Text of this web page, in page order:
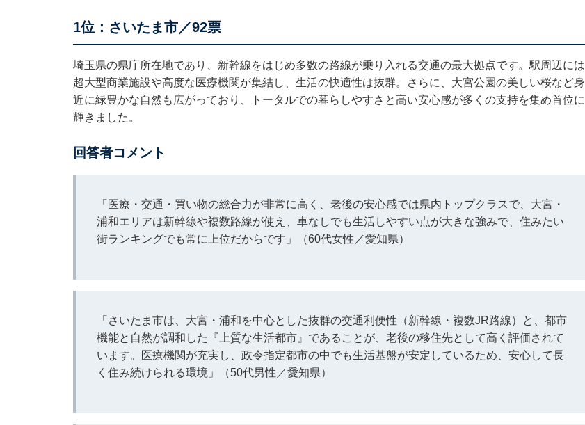
1位：さいたま市／92票
埼玉県の県庁所在地であり、新幹線をはじめ多数の路線が乗り入れる交通の最大拠点です。駅周辺には
超大型商業施設や高度な医療機関が集結し、生活の快適性は抜群。さらに、大宮公園の美しい桜など身
近に緑豊かな自然も広がっており、トータルでの暮らしやすさと高い安心感が多くの支持を集め首位に
輝きました。
回答者コメント
「医療・交通・買い物の総合力が非常に高く、老後の安心感では県内トップクラスで、大宮・
浦和エリアは新幹線や複数路線が使え、車なしでも生活しやすい点が大きな強みで、住みたい
街ランキングでも常に上位だからです」（60代女性／愛知県）
「さいたま市は、大宮・浦和を中心とした抜群の交通利便性（新幹線・複数JR路線）と、都市
機能と自然が調和した『上質な生活都市』であることが、老後の移住先として高く評価されて
います。医療機関が充実し、政令指定都市の中でも生活基盤が安定しているため、安心して長
く住み続けられる環境」（50代男性／愛知県）